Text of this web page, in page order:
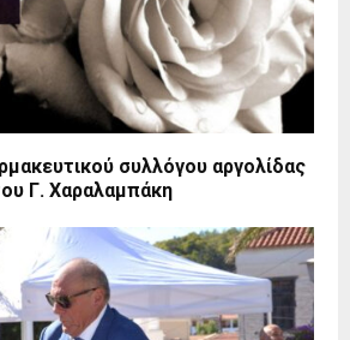
συλλόγου αργολίδας
Γ. Χαραλαμπάκη